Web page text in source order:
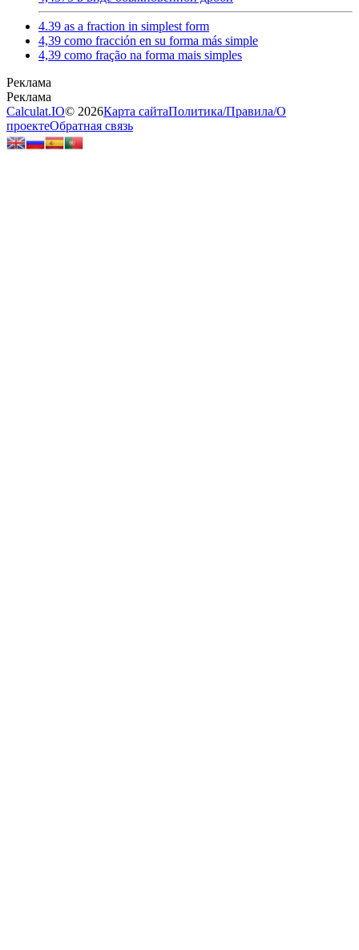
4.39 as a fraction in simplest form
4,39 como fracción en su forma más simple
4,39 como fração na forma mais simples
Calculat.IO© 2026Карта сайтаПолитика/Правила/О
проектеОбратная связь